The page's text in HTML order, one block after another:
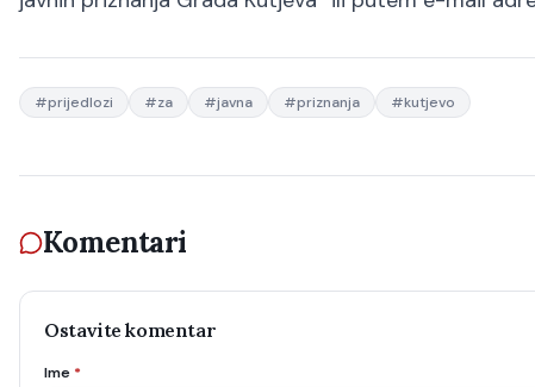
#prijedlozi #za #javna #priznanja #kutjevo
Komentari
Ostavite komentar
Ime *